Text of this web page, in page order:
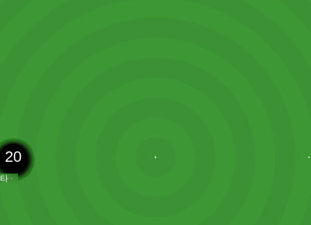
16
19
테오 에르난데스
2
다비데 칼라브리아
31
스트라히냐 파블로비치
23
리
14
티아니 레인더스
8
루벤 로프터스-치크
29
나
10
11
크리스티안 풀리시치
7
타
1
4
크
5
이브라히마 코나테
66
트렌트 알렉산더-아놀드
21
콘스탄티노스 치미카스
8
도미니크 소보슬러이
10
알렉시스 맥 앨리스터
18
38
라이언 그라벤베르흐
11
라
20